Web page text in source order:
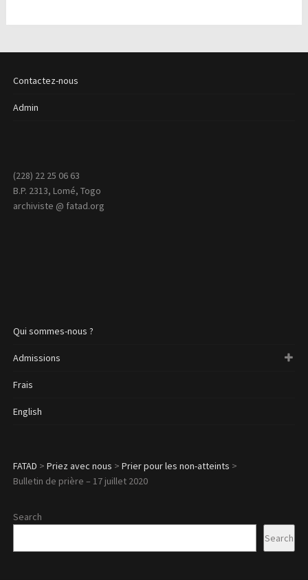
Contactez-nous
Admin
(228) 22 25 06 63
B.P. 2313, Lomé, Togo
archiviste @ fatad.org
Qui sommes-nous ?
Admissions
Frais
English
FATAD > Priez avec nous > Prier pour les non-atteints >
Bulletin de prière – 17 juillet 2020
Search
Search